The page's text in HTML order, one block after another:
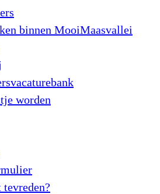
binnen MooiMaasvallei
worden